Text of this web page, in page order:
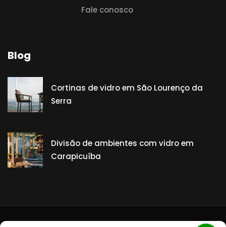
Fale conosco
Blog
Cortinas de vidro em São Lourenço da
Serra
Divisão de ambientes com vidro em
Carapicuíba